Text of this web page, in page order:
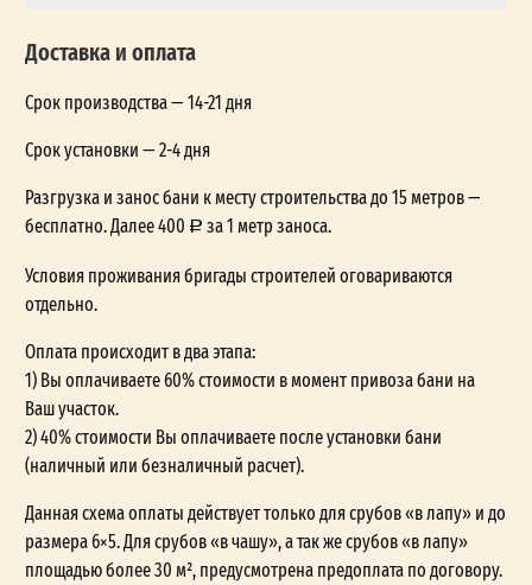
Доставка и оплата
Срок производства — 14-21 дня
Срок установки — 2-4 дня
Разгрузка и занос бани к месту строительства до 15 метров —
бесплатно. Далее 400
за 1 метр заноса.
Условия проживания бригады строителей оговариваются
отдельно.
Оплата происходит в два этапа:
1) Вы оплачиваете 60% стоимости в момент привоза бани на
Ваш участок.
2) 40% стоимости Вы оплачиваете после установки бани
(наличный или безналичный расчет).
Данная схема оплаты действует только для срубов «в лапу» и до
размера 6×5. Для срубов «в чашу», а так же срубов «в лапу»
площадью более 30 м², предусмотрена предоплата по договору.